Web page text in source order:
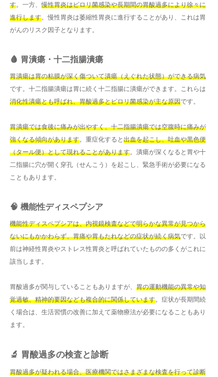
す。一方、 慢性胃炎はピロリ菌感染や長期間の胃酸過多により徐々に
進行します。慢性胃炎は萎縮性胃炎に進行することがあり、これは胃
がんのリスク因子となります。
🩸 胃潰瘍・十二指腸潰瘍
胃潰瘍は胃の粘膜が深く傷ついて潰瘍（えぐれた状態）ができる病気
です。十二指腸潰瘍は胃に続く十二指腸に潰瘍ができます。これらは
消化性潰瘍とも呼ばれ、胃酸過多とピロリ菌感染が主な原因です。
胃潰瘍では食後に痛みが出やすく、十二指腸潰瘍では空腹時に痛みが
強くなる傾向があります。重症化すると 出血を起こし、吐血や黒色便
（タール便）として現れることがあります。潰瘍が深くなると胃や十
二指腸に穴が開く穿孔（せんこう）を起こし、緊急手術が必要になる
こともあります。
🧠 機能性ディスペプシア
機能性ディスペプシアは、内視鏡検査などで明らかな異常が見つから
ないにもかかわらず、胃痛や胃もたれなどの症状が続く病気です。以
前は神経性胃炎やストレス性胃炎と呼ばれていたものの多くがこれに
該当します。
胃酸過多が関与していることもありますが、 胃の運動機能の異常や知
覚過敏、精神的要因なども複合的に関係しています。症状が長期間続
く場合は、生活習慣の改善に加えて薬物療法が必要になることもあり
ます。
🔬 胃酸過多の検査と診断
胃酸過多が疑われる場合、医療機関ではさまざまな検査を行って診断